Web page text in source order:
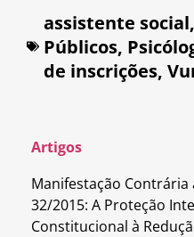
assistente social,
Públicos,
de inscrições,
Artigos
Manifestação Contrária
32/2015: A Proteção
Constitucional à